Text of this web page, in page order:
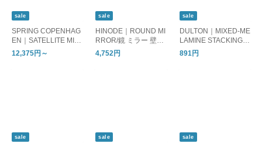
sale
SPRING COPENHAG
EN｜SATELLITE MIR
ROR/鏡 ミラー
12,375円～
sale
HINODE｜ROUND MI
RROR/鏡 ミラー 壁掛
け
4,752円
sale
DULTON｜MIXED-ME
LAMINE STACKING T
RAY/トレイ 小物入れ
891円
sale sale sale